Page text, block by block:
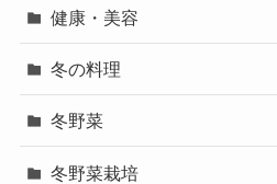
健康・美容
冬の料理
冬野菜
冬野菜栽培